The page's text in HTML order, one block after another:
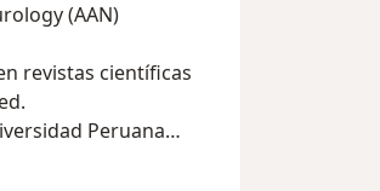
(AAN)
revistas científicas
Peruana